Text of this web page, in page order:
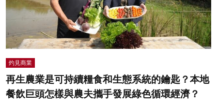
灼見商業
再生農業是可持續糧食和生態系統的鑰匙？本地
餐飲巨頭怎樣與農夫攜手發展綠色循環經濟？